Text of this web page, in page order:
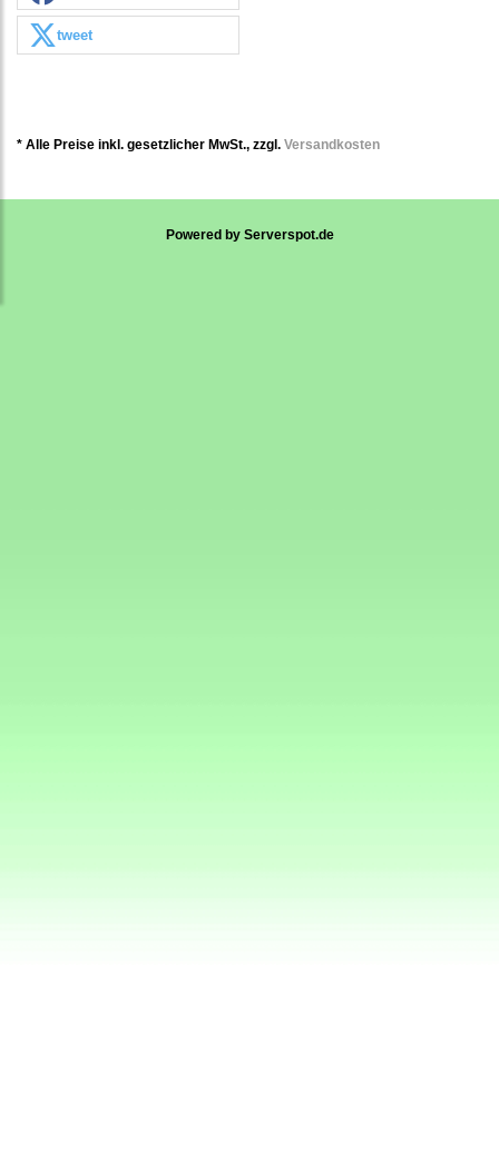
tweet
* Alle Preise inkl. gesetzlicher MwSt., zzgl. Versandkosten
Powered by Serverspot.de